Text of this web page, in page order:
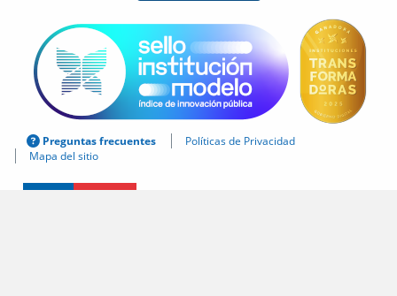
Preguntas frecuentes
Políticas de Privacidad
Mapa del sitio